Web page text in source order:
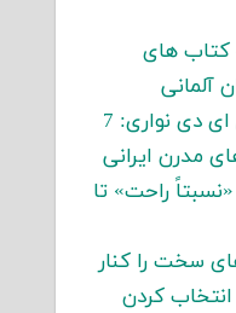
کتاب های
نورپردازی مخفی با ال ای دی نواری: 7
مدرن ایرانی
راحت» تا
روتین‌های سخت را کنار
کردن